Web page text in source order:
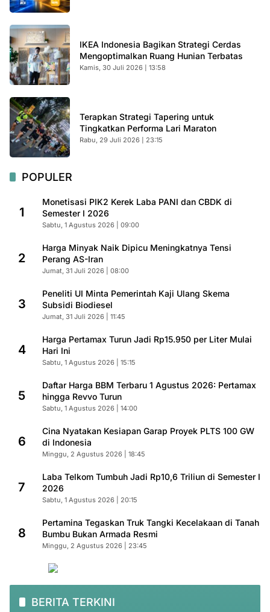
IKEA Indonesia Bagikan Strategi Cerdas
Mengoptimalkan Ruang Hunian Terbatas
Kamis, 30 Juli 2026 | 13:58
Terapkan Strategi Tapering untuk
Tingkatkan Performa Lari Maraton
Rabu, 29 Juli 2026 | 23:15
POPULER
1
Monetisasi PIK2 Kerek Laba PANI dan CBDK di
Semester I 2026
Sabtu, 1 Agustus 2026 | 09:00
2
Harga Minyak Naik Dipicu Meningkatnya Tensi
Perang AS-Iran
Jumat, 31 Juli 2026 | 08:00
3
Peneliti UI Minta Pemerintah Kaji Ulang Skema
Subsidi Biodiesel
Jumat, 31 Juli 2026 | 11:45
4
Harga Pertamax Turun Jadi Rp15.950 per Liter Mulai
Hari Ini
Sabtu, 1 Agustus 2026 | 15:15
5
Daftar Harga BBM Terbaru 1 Agustus 2026: Pertamax
hingga Revvo Turun
Sabtu, 1 Agustus 2026 | 14:00
6
Cina Nyatakan Kesiapan Garap Proyek PLTS 100 GW
di Indonesia
Minggu, 2 Agustus 2026 | 18:45
7
Laba Telkom Tumbuh Jadi Rp10,6 Triliun di Semester I
2026
Sabtu, 1 Agustus 2026 | 20:15
8
Pertamina Tegaskan Truk Tangki Kecelakaan di Tanah
Bumbu Bukan Armada Resmi
Minggu, 2 Agustus 2026 | 23:45
BERITA TERKINI